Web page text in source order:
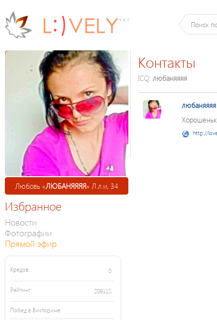
Любовь «ЛЮБАНЯЯЯЯ» Л.л.и, 34
Избранное
Новости
Фотографии
Прямой эфир
Кредов: 0
Рейтинг: 209115
Побед в Викторине:
Контакты
ICQ: любаняяяя
любаняяяя
http://